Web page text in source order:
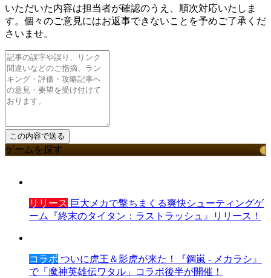
いただいた内容は担当者が確認のうえ、順次対応いたしま
す。個々のご意見にはお返事できないことを予めご了承くだ
さいませ。
ゲームを探す
リリース 巨大メカで撃ちまくる爽快シューティングゲ
ーム『終末のタイタン：ラストラッシュ』リリース！
コラボ ついに虎王＆影虎が来た！『鋼嵐 - メカラシ』
で「魔神英雄伝ワタル」コラボ後半が開催！